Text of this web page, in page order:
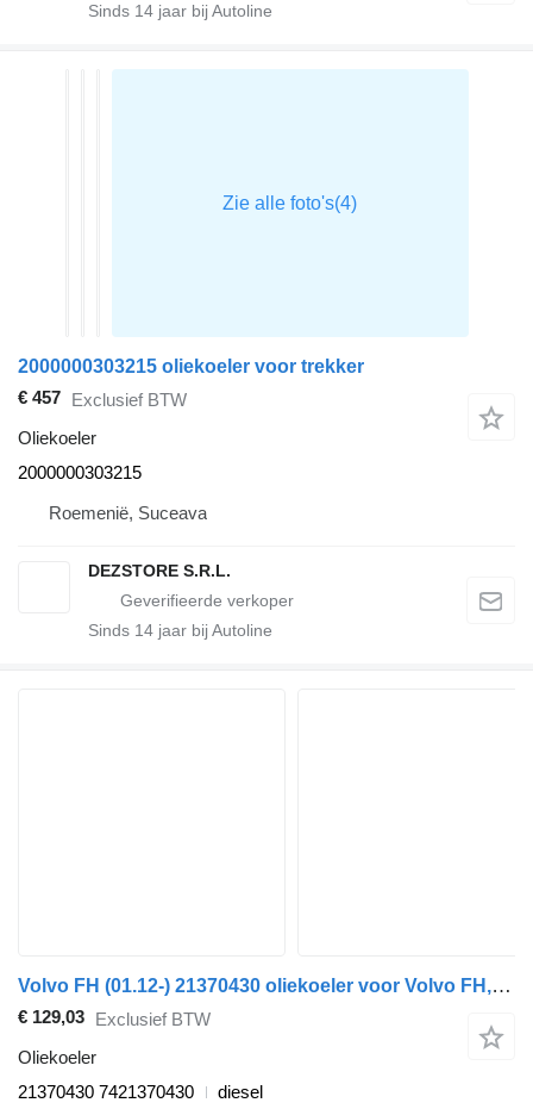
Sinds 14 jaar bij Autoline
2000000303215 oliekoeler voor trekker
€ 457 Exclusief BTW
Oliekoeler
2000000303215
Roemenië, Suceava
DEZSTORE S.R.L.
Sinds 14 jaar bij Autoline
Volvo FH (01.12-) 21370430 oliekoeler voor Volvo FH, FM, FMX-4 series (2013-) trekker
€ 129,03 Exclusief BTW
Oliekoeler
21370430 7421370430
diesel